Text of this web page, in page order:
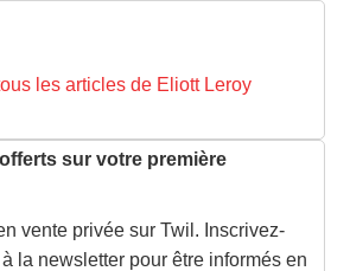
les articles de Eliott Leroy
sur votre première
vente privée sur Twil. Inscrivez-
la newsletter pour être informés en